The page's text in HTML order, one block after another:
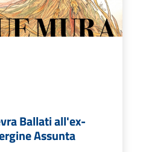
Ballati all'ex-
Assunta